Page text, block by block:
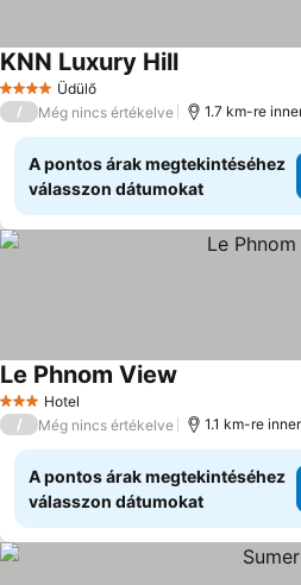
4 KategóriaÜdülő
KNN Luxury Hill
/ Még nincs értékelve 1.7 km-re
A pontos árak megtekintéséhez
válasszon dátumokat
3 Kategória
Hotel
Le Phnom View
/ Még nincs értékelve 1.1 km-re
A pontos árak megtekintéséhez
válasszon dátumokat